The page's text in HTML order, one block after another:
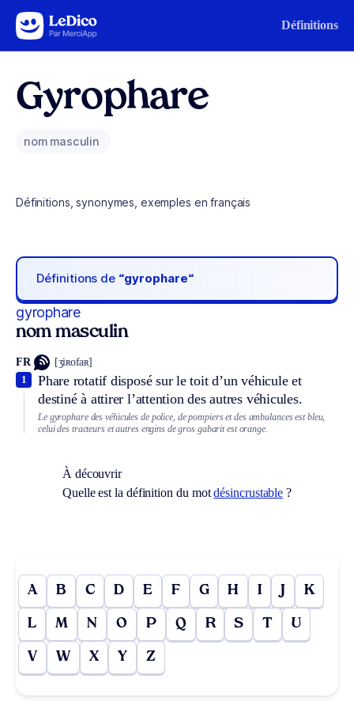
Aller au contenu Définitions
Gyrophare
nom masculin
Définitions, synonymes, exemples en français
Définitions de “gyrophare“
gyrophare
nom masculin
FR [ʒiʀofaʀ]
Phare rotatif disposé sur le toit d’un véhicule et
destiné à attirer l’attention des autres véhicules.
1
Le gyrophare des véhicules de police, de pompiers et des ambulances est bleu,
celui des tracteurs et autres engins de gros gabarit est orange.
À découvrir
Quelle est la définition du motdésincrustable ?
A B C D E F G H I J K
L M N O P Q R S T U
V W X Y Z